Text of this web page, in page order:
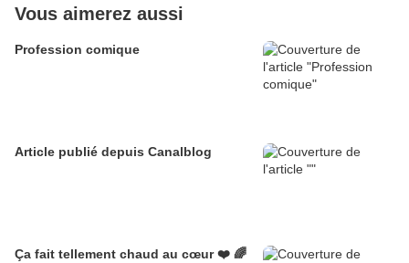
Vous aimerez aussi
Profession comique
Article publié depuis Canalblog
Ça fait tellement chaud au cœur ❤️ 🌈